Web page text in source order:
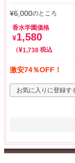
¥6,000のところ
香水学園価格
¥1,580
¥1,738 税込
激安74％OFF！
お気に入りに登録す